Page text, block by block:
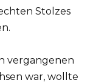
Stolzes
vergangenen
war, wollte